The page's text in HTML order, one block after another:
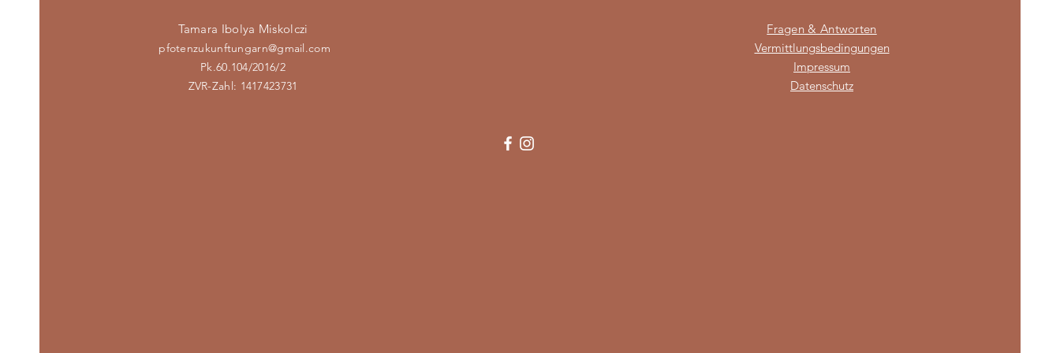
Tamara Ibolya Miskolczi
pfotenzukunftungarn@gmail.com
Pk.60.104/2016/2
ZVR-Zahl: 1417423731
Fragen & Antworten
Vermittlungsbedingungen
Impressum
Datenschutz